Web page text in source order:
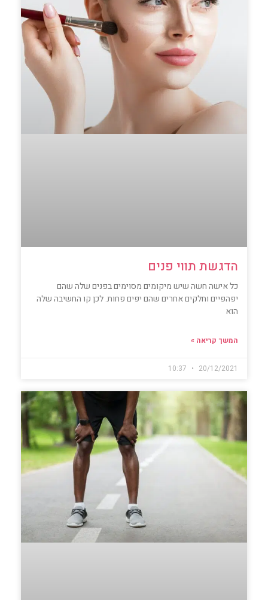
הדגשת תווי פנים
כל אישה חשה שיש מיקומים מסוימים בפנים שלה שהם
יפהפיים וחלקים אחרים שהם יפים פחות. לכן קו החשיבה שלה
הוא
המשך קריאה »
20/12/2021